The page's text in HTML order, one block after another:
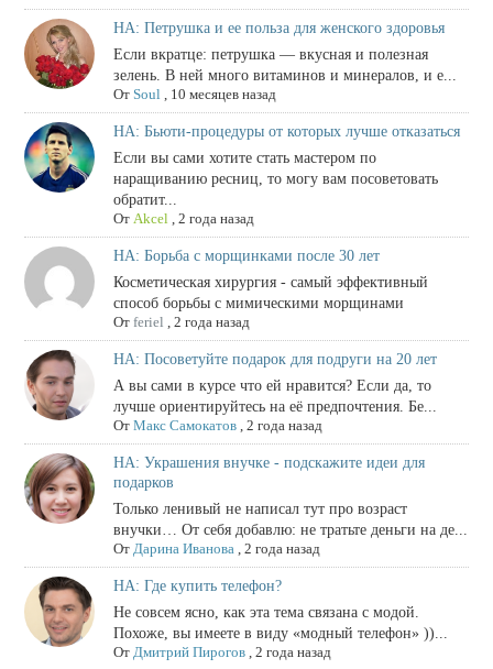
НА: Петрушка и ее польза для женского здоровья
Если вкратце: петрушка — вкусная и полезная
зелень. В ней много витаминов и минералов, и е...
От Soul, 10 месяцев назад
НА: Бьюти-процедуры от которых лучше отказаться
Если вы сами хотите стать мастером по
наращиванию ресниц, то могу вам посоветовать
обратит...
От Akcel, 2 года назад
НА: Борьба с морщинками после 30 лет
Косметическая хирургия - самый эффективный
способ борьбы с мимическими морщинами
От feriel , 2 года назад
НА: Посоветуйте подарок для подруги на 20 лет
А вы сами в курсе что ей нравится? Если да, то
лучше ориентируйтесь на её предпочтения. Бе...
От Макс Самокатов, 2 года назад
НА: Украшения внучке - подскажите идеи для
подарков
Только ленивый не написал тут про возраст
внучки… От себя добавлю: не тратьте деньги на де...
От Дарина Иванова, 2 года назад
НА: Где купить телефон?
Не совсем ясно, как эта тема связана с модой.
Похоже, вы имеете в виду «модный телефон» ))...
От Дмитрий Пирогов, 2 года назад